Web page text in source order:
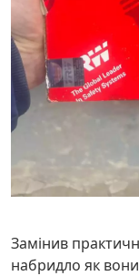
Замінив
набридло як